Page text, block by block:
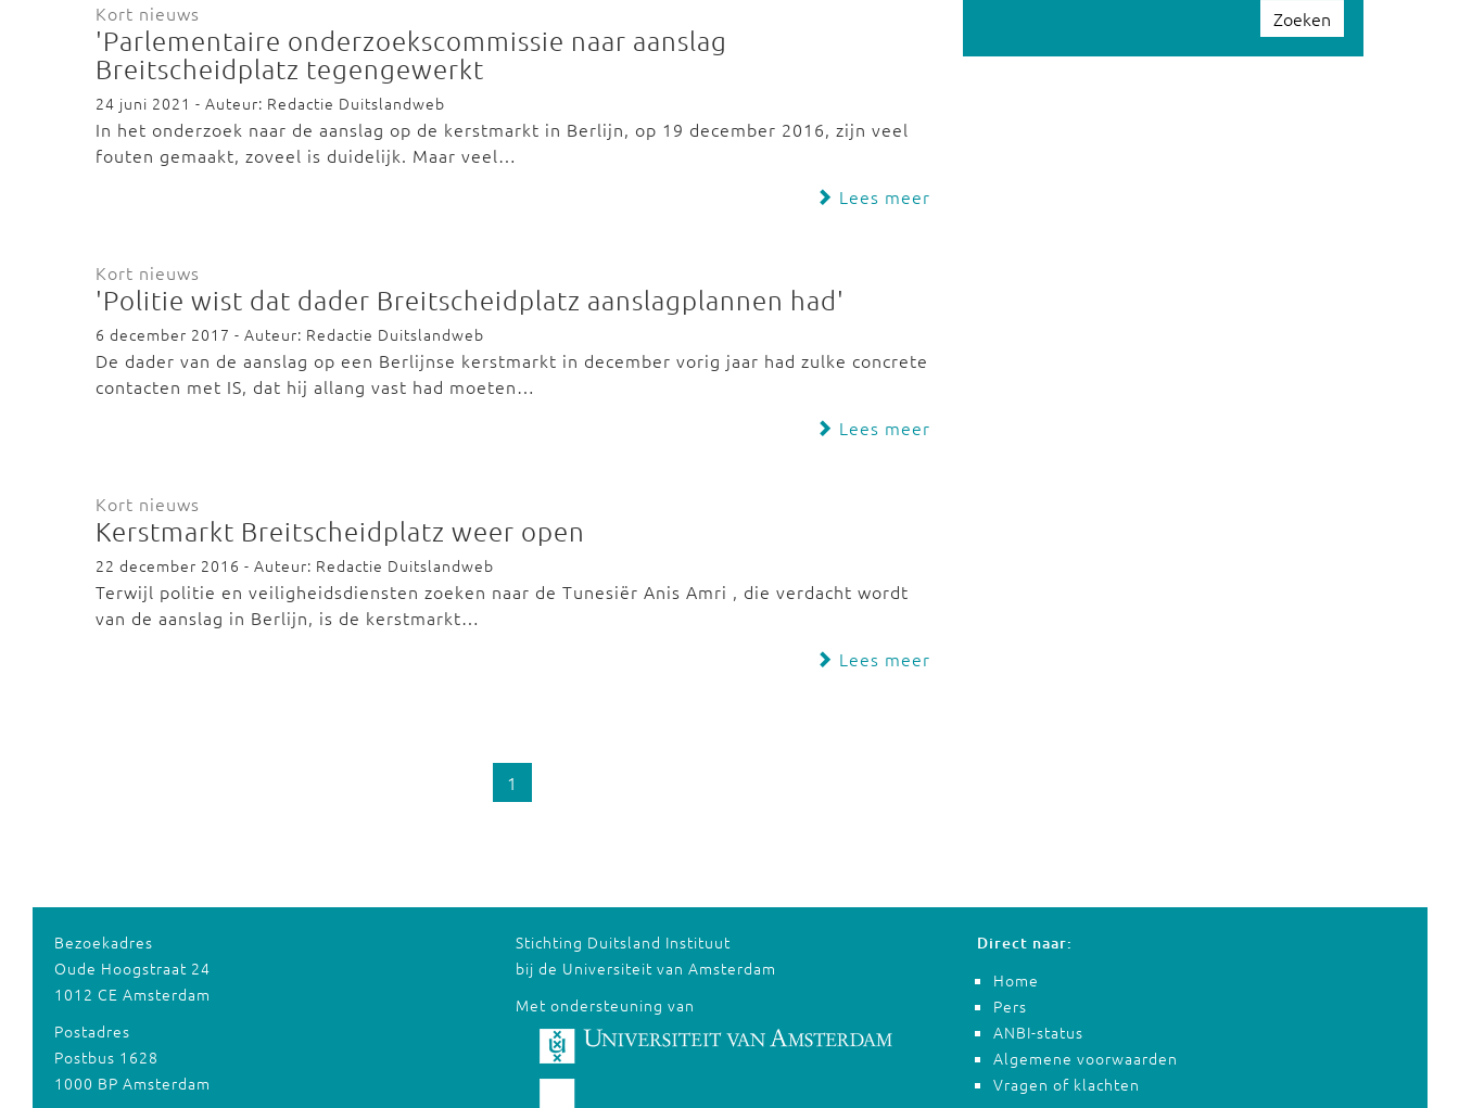
Kort nieuws
'Parlementaire onderzoekscommissie naar aanslag
Breitscheidplatz tegengewerkt
24 juni 2021 - Auteur: Redactie Duitslandweb
In het onderzoek naar de aanslag op de kerstmarkt in Berlijn, op 19 december 2016, zijn veel
fouten gemaakt, zoveel is duidelijk. Maar veel…
Lees meer
Kort nieuws
'Politie wist dat dader Breitscheidplatz aanslagplannen had'
6 december 2017 - Auteur: Redactie Duitslandweb
De dader van de aanslag op een Berlijnse kerstmarkt in december vorig jaar had zulke concrete
contacten met IS, dat hij allang vast had moeten…
Lees meer
Kort nieuws
Kerstmarkt Breitscheidplatz weer open
22 december 2016 - Auteur: Redactie Duitslandweb
Terwijl politie en veiligheidsdiensten zoeken naar de Tunesiër Anis Amri , die verdacht wordt
van de aanslag in Berlijn, is de kerstmarkt…
Lees meer
1
Zoeken
Bezoekadres
Oude Hoogstraat 24
1012 CE Amsterdam
Postadres
Postbus 1628
1000 BP Amsterdam
Stichting Duitsland Instituut
bij de Universiteit van Amsterdam
Met ondersteuning van
Direct naar:
Home
Pers
ANBI-status
Algemene voorwaarden
Vragen of klachten